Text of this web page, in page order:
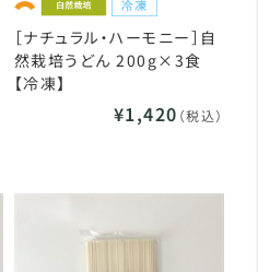
［ナチュラル・ハーモニー］自
然栽培うどん 200g×3食
【冷凍】
¥1,420 （税込）